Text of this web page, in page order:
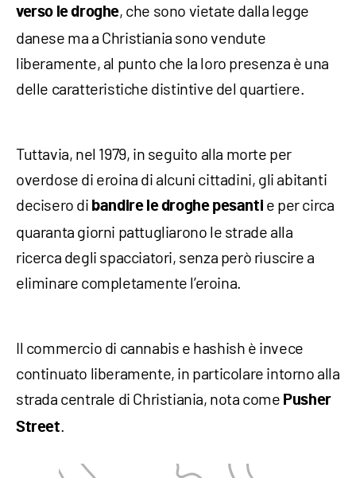
verso le droghe, che sono vietate dalla legge
danese ma a Christiania sono vendute
liberamente, al punto che la loro presenza è una
delle caratteristiche distintive del quartiere.
Tuttavia, nel 1979, in seguito alla morte per
overdose di eroina di alcuni cittadini, gli abitanti
decisero di bandire le droghe pesanti e per circa
quaranta giorni pattugliarono le strade alla
ricerca degli spacciatori, senza però riuscire a
eliminare completamente l’eroina.
Il commercio di cannabis e hashish è invece
continuato liberamente, in particolare intorno alla
strada centrale di Christiania, nota come Pusher
Street.